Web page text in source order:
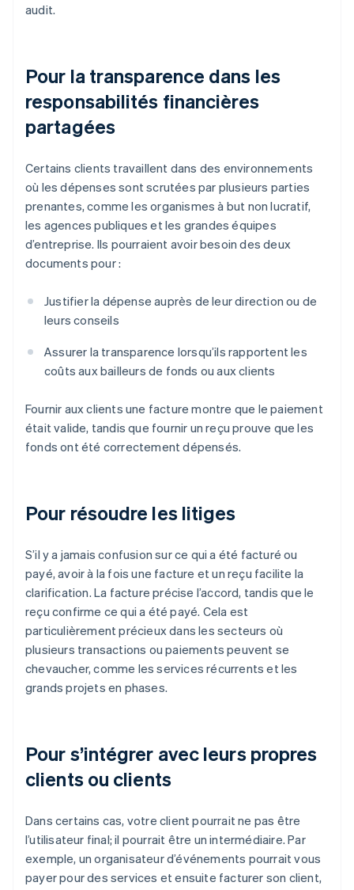
audit.
Pour la transparence dans les
responsabilités financières
partagées
Certains clients travaillent dans des environnements
où les dépenses sont scrutées par plusieurs parties
prenantes, comme les organismes à but non lucratif,
les agences publiques et les grandes équipes
d’entreprise. Ils pourraient avoir besoin des deux
documents pour :
Justifier la dépense auprès de leur direction ou de
leurs conseils
Assurer la transparence lorsqu’ils rapportent les
coûts aux bailleurs de fonds ou aux clients
Fournir aux clients une facture montre que le paiement
était valide, tandis que fournir un reçu prouve que les
fonds ont été correctement dépensés.
Pour résoudre les litiges
S’il y a jamais confusion sur ce qui a été facturé ou
payé, avoir à la fois une facture et un reçu facilite la
clarification. La facture précise l’accord, tandis que le
reçu confirme ce qui a été payé. Cela est
particulièrement précieux dans les secteurs où
plusieurs transactions ou paiements peuvent se
chevaucher, comme les services récurrents et les
grands projets en phases.
Pour s’intégrer avec leurs propres
clients ou clients
Dans certains cas, votre client pourrait ne pas être
l’utilisateur final; il pourrait être un intermédiaire. Par
exemple, un organisateur d’événements pourrait vous
payer pour des services et ensuite facturer son client,